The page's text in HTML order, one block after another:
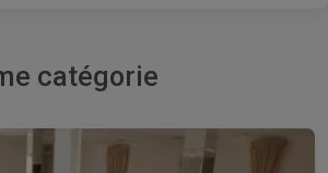
catégorie